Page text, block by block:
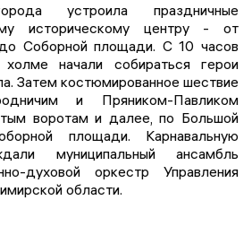
устроила праздничные
историческому центру - от
Соборной площади. С 10 часов
начали собираться герои
Затем костюмированное шествие
и Пряником-Павликом
воротам и далее, по Большой
площади. Карнавальную
муниципальный ансамбль
духовой оркестр Управления
области.